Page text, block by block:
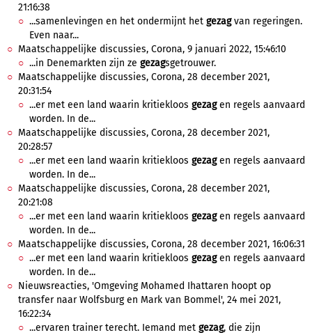
21:16:38
...samenlevingen en het ondermijnt het gezagvan regeringen.
Even naar...
Maatschappelijke discussies, Corona, 9 januari 2022, 15:46:10
...in Denemarkten zijn ze gezagsgetrouwer.
Maatschappelijke discussies, Corona, 28 december 2021,
20:31:54
...er met een land waarin kritiekloos gezagen regels aanvaard
worden. In de...
Maatschappelijke discussies, Corona, 28 december 2021,
20:28:57
...er met een land waarin kritiekloos gezagen regels aanvaard
worden. In de...
Maatschappelijke discussies, Corona, 28 december 2021,
20:21:08
...er met een land waarin kritiekloos gezagen regels aanvaard
worden. In de...
Maatschappelijke discussies, Corona, 28 december 2021, 16:06:31
...er met een land waarin kritiekloos gezagen regels aanvaard
worden. In de...
Nieuwsreacties, 'Omgeving Mohamed Ihattaren hoopt op
transfer naar Wolfsburg en Mark van Bommel', 24 mei 2021,
16:22:34
...ervaren trainer terecht. Iemand met gezag, die zijn